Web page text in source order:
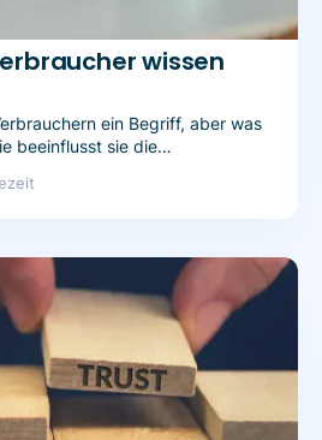
wissen
ein Begriff, aber was
beeinflusst sie die